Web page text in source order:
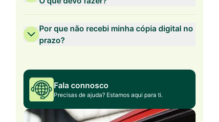
Por que não recebi minha cópia digital no
prazo?
Fala connosco
Precisas de ajuda? Estamos aqui para ti.